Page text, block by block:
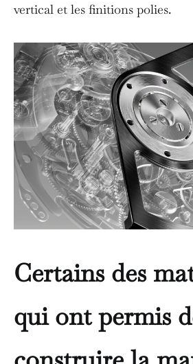
vertical et les finitions polies.
Certains des
qui ont permis